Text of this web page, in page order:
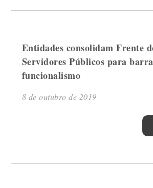
Entidades consolidam Frente
Servidores Públicos para
funcionalismo
8 de outubro de 2019